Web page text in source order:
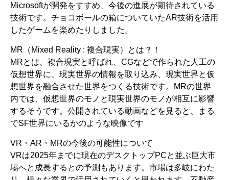
Microsoftが開発をすすめ、今後の進展が期待されている
技術です。チョコボールの箱についていたAR技術を活用
したゲームを楽めたりしました。
MR（Mixed Reality : 複合現実）とは？！
MRとは、複合現実と呼ばれ、CGなどで作られた人工の
仮想世界に、現実世界の情報を取り込み、現実世界と仮
想世界を融合させた世界をつくる技術です。MRの世界
内では、仮想世界のモノと現実世界のモノが相互に影響
するそうです。公開されている動画などを見ると、まる
でSF世界にいるかのような映像です
VR・AR・MRの今後の可能性について
VRは2025年までに現在のデスクトップPCと並ぶ巨大市
場へと成長するとの予測もあります。市場は多岐にわた